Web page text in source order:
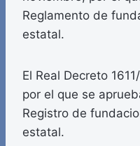
Reglamento de
estatal.
El Real Decreto
por el que se
Registro de
estatal.